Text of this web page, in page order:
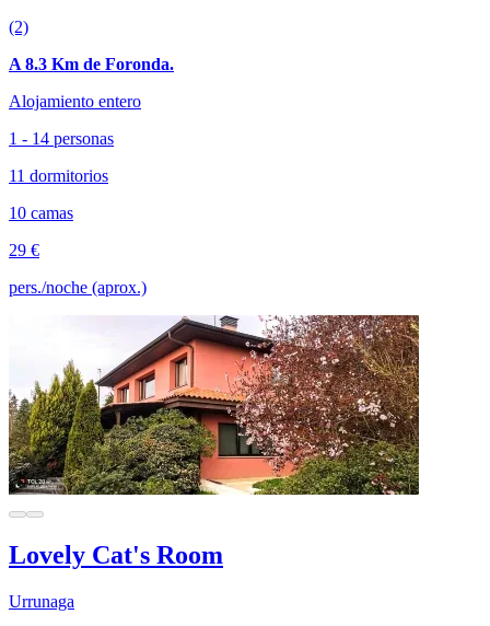
(2)
A 8.3 Km de Foronda.
Alojamiento entero
1 - 14 personas
11 dormitorios
10 camas
29 €
pers./noche (aprox.)
Lovely Cat's Room
Urrunaga